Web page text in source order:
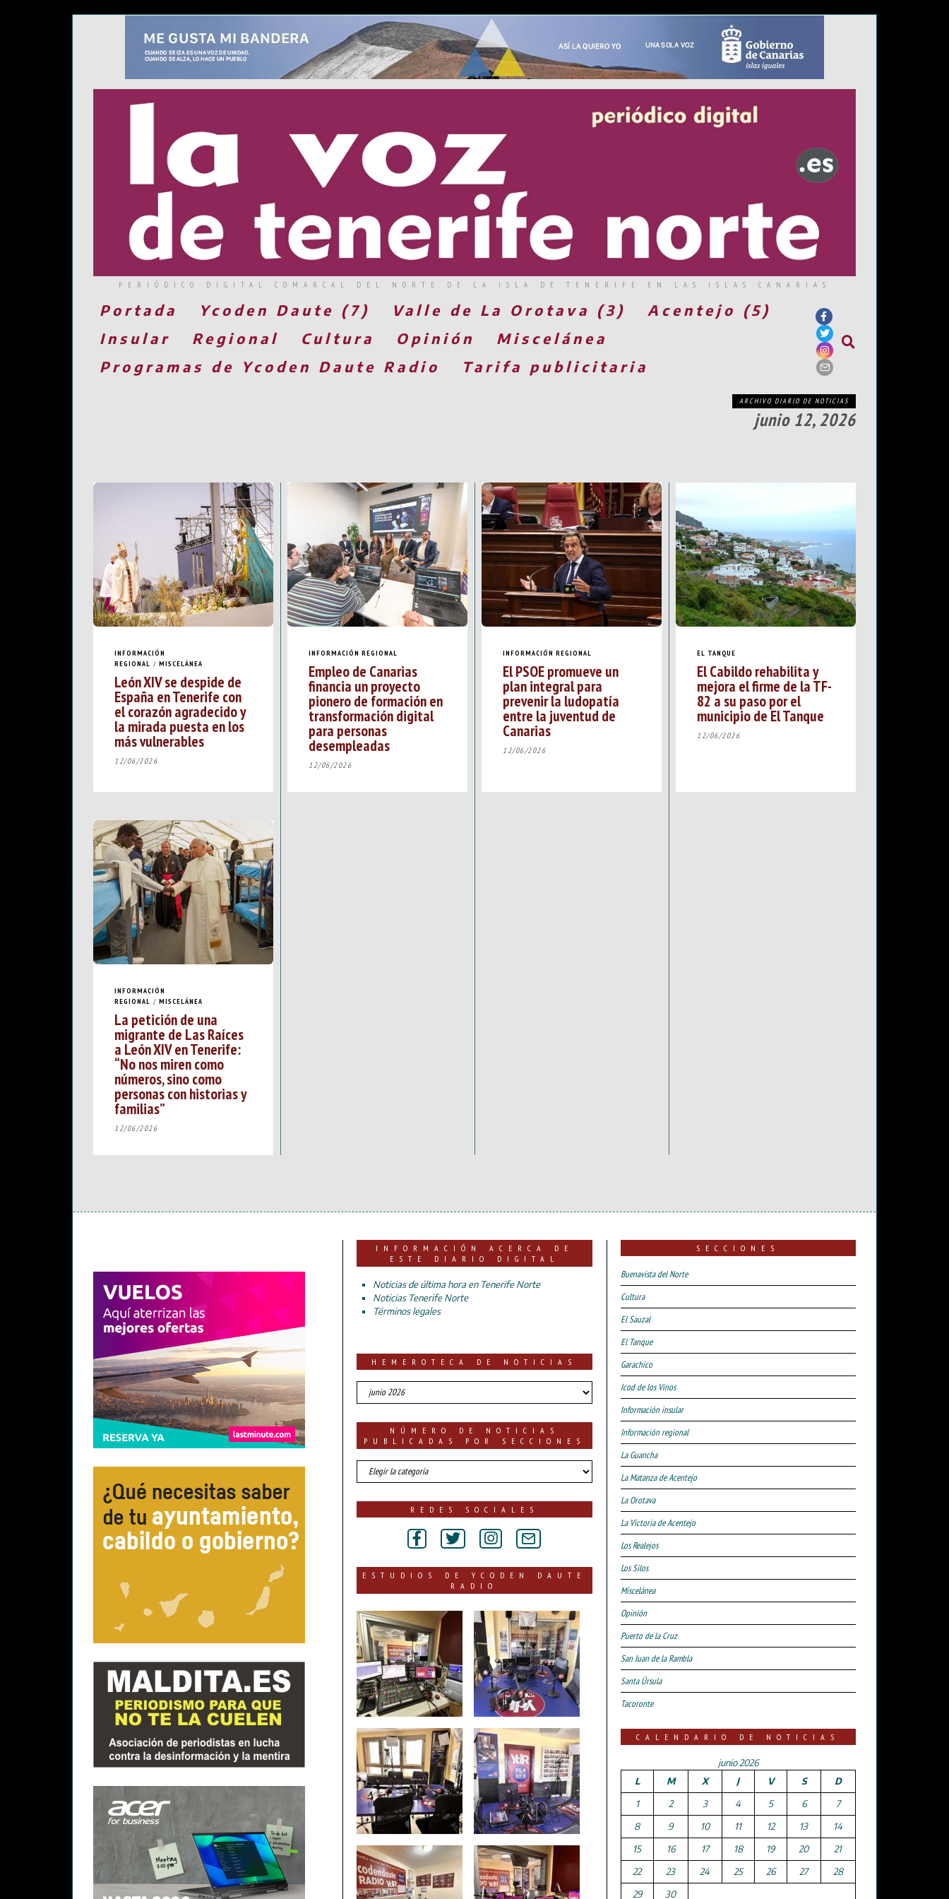
PERIÓDICO DIGITAL COMARCAL DEL NORTE DE LA ISLA DE TENERIFE EN LAS ISLAS CANARIAS
Portada Ycoden Daute (7) Valle de La Orotava (3)
Acentejo (5)
Insular
Regional Cultura Opinión
Miscelánea
Programas de Ycoden Daute Radio
Tarifa publicitaria
ARCHIVO DIARIO DE NOTICIAS
junio 12, 2026
INFORMACIÓN
REGIONAL / MISCELÁNEA
León XIV se despide de
España en Tenerife con
el corazón agradecido y
la mirada puesta en los
más vulnerables
12/06/2026
INFORMACIÓN REGIONAL
Empleo de Canarias
financia un proyecto
pionero de formación en
transformación digital
para personas
desempleadas
12/06/2026
INFORMACIÓN REGIONAL
El PSOE promueve un
plan integral para
prevenir la ludopatía
entre la juventud de
Canarias
12/06/2026
EL TANQUE
El Cabildo rehabilita y
mejora el firme de la TF-
82 a su paso por el
municipio de El Tanque
12/06/2026
INFORMACIÓN
REGIONAL / MISCELÁNEA
La petición de una
migrante de Las Raíces
a León XIV en Tenerife:
“No nos miren como
números, sino como
personas con historias y
familias”
12/06/2026
INFORMACIÓN ACERCA DE
ESTE DIARIO DIGITAL
Noticias de última hora en Tenerife Norte
Noticias Tenerife Norte
Términos legales
HEMEROTECA DE NOTICIAS
HEMEROTECA
DE
NÚMERO DE NOTICIAS
PUBLICADAS POR SECCIONES
número
de
por
REDES SOCIALES
ESTUDIOS DE YCODEN DAUTE
RADIO
SECCIONES
Buenavista del Norte
Cultura
El Sauzal
El Tanque
Garachico
Icod de los Vinos
Información insular
Información regional
La Guancha
La Matanza de Acentejo
La Orotava
La Victoria de Acentejo
Los Realejos
Los Silos
Miscelánea
Opinión
Puerto de la Cruz
San Juan de la Rambla
Santa Úrsula
Tacoronte
CALENDARIO DE NOTICIAS
junio 2026
L
M X J V S
D
1
2 3 4 5 6
7
8
9 10 11 12 13
14
15
16 17 18 19 20
21
22
23 24 25 26 27
28
29
30